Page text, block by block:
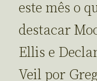
este mês o
destacar
Ellis e
Veil por